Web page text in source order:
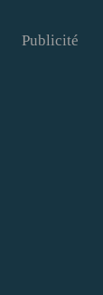
Publicité